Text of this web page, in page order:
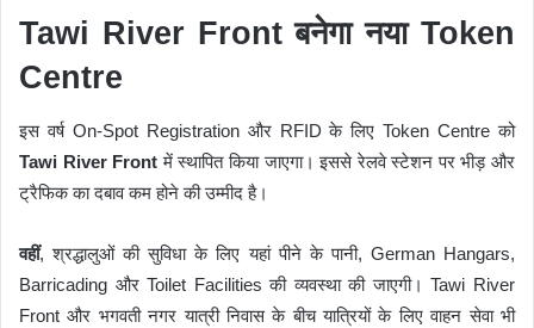
Tawi River Front बनेगा नया Token
Centre
इस वर्ष On-Spot Registration और RFID के लिए Token Centre को
Tawi River Front में स्थापित किया जाएगा। इससे रेलवे स्टेशन पर भीड़ और
ट्रैफिक का दबाव कम होने की उम्मीद है।
वहीं, श्रद्धालुओं की सुविधा के लिए यहां पीने के पानी, German Hangars,
Barricading और Toilet Facilities की व्यवस्था की जाएगी। Tawi River
Front और भगवती नगर यात्री निवास के बीच यात्रियों के लिए वाहन सेवा भी